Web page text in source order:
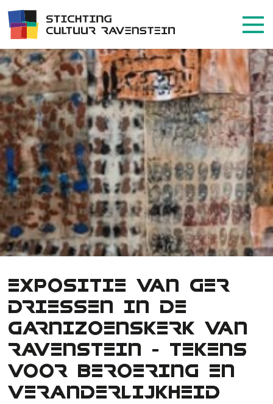
EXPOSITIE VAN GER
DRIESSEN IN DE
GARNIZOENSKERK VAN
RAVENSTEIN – TEKENS
VOOR BEROERING EN
VERANDERLIJKHEID